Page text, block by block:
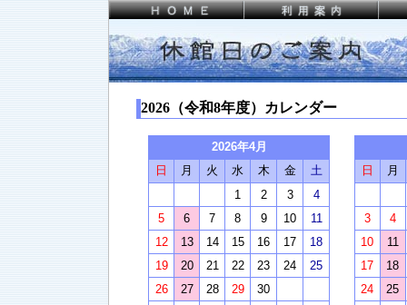
2026（令和8年度）カレンダー
2026年4月
日
月 火 水 木 金
土
1
2 3
4
5
6 7 8 9 10
11
12
13 14 15 16 17
18
19
20 21 22 23 24
25
26
27 28 29 30
日 月
3
4
10
11
17
18
24
25